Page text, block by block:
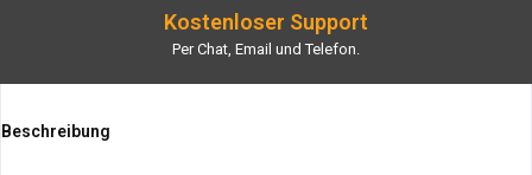
Kostenloser Support
Per Chat, Email und Telefon.
Beschreibung